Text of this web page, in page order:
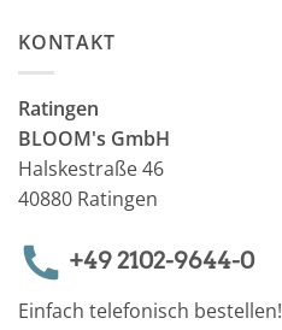
KONTAKT
Ratingen
BLOOM's GmbH
Halskestraße 46
40880 Ratingen
+49 2102-9644-0
Einfach telefonisch bestellen!